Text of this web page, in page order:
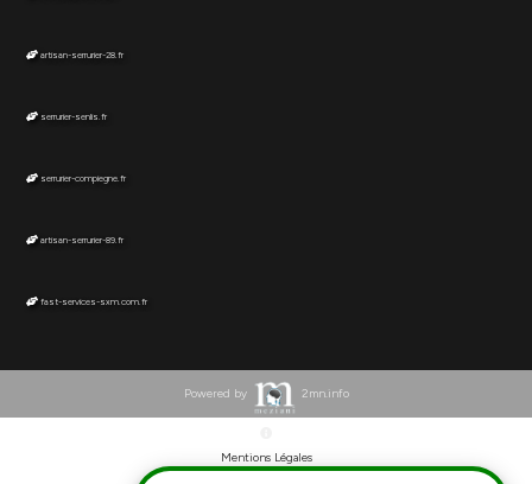
artisan-serrurier-28.fr
serrurier-senlis.fr
serrurier-compiegne.fr
artisan-serrurier-89.fr
fast-services-sxm.com.fr
Powered by 2mn.info
Mentions Légales